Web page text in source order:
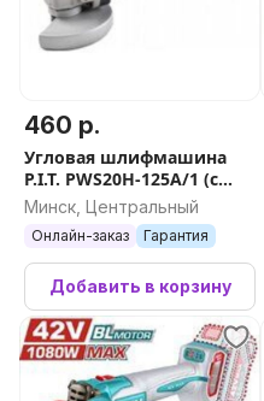
460 р.
Угловая шлифмашина
P.I.T. PWS20H-125A/1 (с
АКБ, кейс)
Минск, Центральный
Онлайн-заказ Гарантия
Добавить в корзину